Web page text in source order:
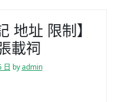
地址 限制】
載祠
日 byadmin